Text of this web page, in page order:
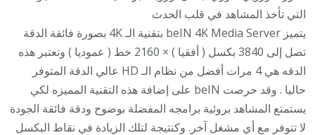
التي تأخذ المشاهد في قلب الحدث
يتميز beIN 4K Media Server بتقنية الـ 4K بصورة فائقة الدقة
تصل إلى 3840 بكسل ( أفقيا ) × 2160 خط ( عموديا ) وتعتبر هذه
الدقه هي 4 مرات أفضل من نظام الـ HD عالي الدقة المتوفر
حاليا . وقد حرصت beIN على إضافة هذه التقنية المميزه لكي
يستمتع المشاهد بروئية برامجه المفضلة بوضوح ودقة فائقة الجودة
لا تتوفر مع أي مشغل آخر. وكنتيجة لتلك الزيادة في نقاط البكسل